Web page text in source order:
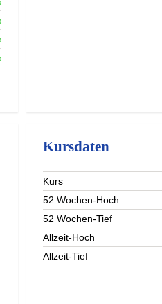
Kursdaten
Kurs
52 Wochen-Hoch
52 Wochen-Tief
Allzeit-Hoch
Allzeit-Tief